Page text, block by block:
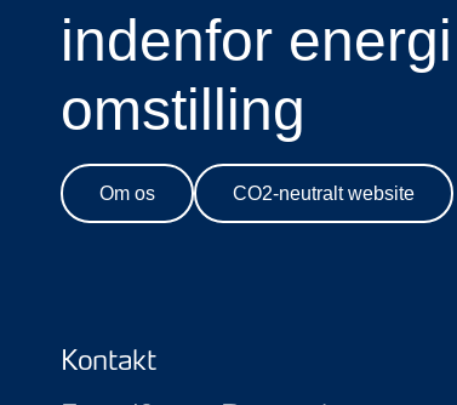
indenfor
omstilling
Om os CO2-neutralt website
Kontakt